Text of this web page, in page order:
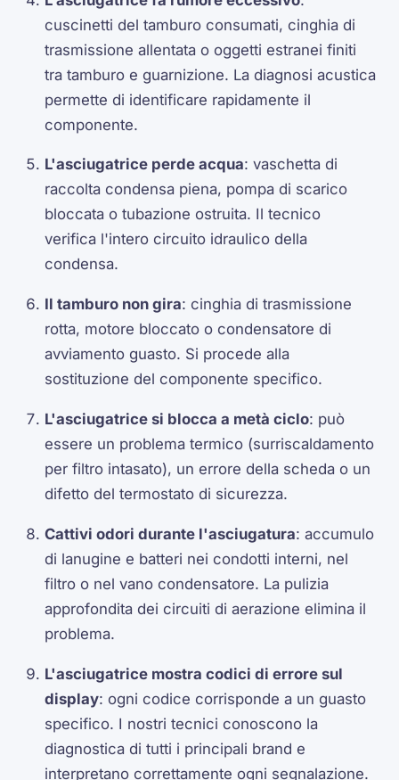
cuscinetti del tamburo consumati, cinghia di
trasmissione allentata o oggetti estranei finiti
tra tamburo e guarnizione. La diagnosi acustica
permette di identificare rapidamente il
componente.
L'asciugatrice perde acqua: vaschetta di
raccolta condensa piena, pompa di scarico
bloccata o tubazione ostruita. Il tecnico
verifica l'intero circuito idraulico della
condensa.
Il tamburo non gira: cinghia di trasmissione
rotta, motore bloccato o condensatore di
avviamento guasto. Si procede alla
sostituzione del componente specifico.
L'asciugatrice si blocca a metà ciclo: può
essere un problema termico (surriscaldamento
per filtro intasato), un errore della scheda o un
difetto del termostato di sicurezza.
Cattivi odori durante l'asciugatura: accumulo
di lanugine e batteri nei condotti interni, nel
filtro o nel vano condensatore. La pulizia
approfondita dei circuiti di aerazione elimina il
problema.
L'asciugatrice mostra codici di errore sul
display: ogni codice corrisponde a un guasto
specifico. I nostri tecnici conoscono la
diagnostica di tutti i principali brand e
interpretano correttamente ogni segnalazione.